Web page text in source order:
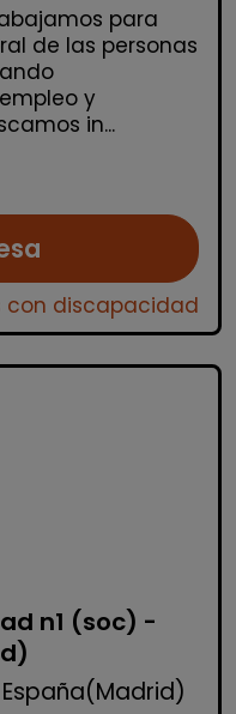
para
de las personas
y
in...
con discapacidad
n1 (soc) -
| España(Madrid)